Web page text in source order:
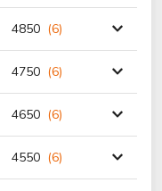
4850 (6)
4750 (6)
4650 (6)
4550 (6)